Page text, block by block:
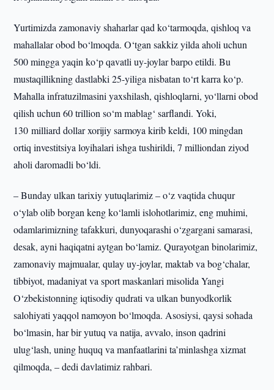
Yurtimizda zamonaviy shaharlar qad ko‘tarmoqda, qishloq va
mahallalar obod bo‘lmoqda. O‘tgan sakkiz yilda aholi uchun
500 mingga yaqin ko‘p qavatli uy-joylar barpo etildi. Bu
mustaqillikning dastlabki 25-yiliga nisbatan to‘rt karra ko‘p.
Mahalla infratuzilmasini yaxshilash, qishloqlarni, yo‘llarni obod
qilish uchun 60 trillion so‘m mablag‘ sarflandi. Yoki,
130 milliard dollar xorijiy sarmoya kirib keldi, 100 mingdan
ortiq investitsiya loyihalari ishga tushirildi, 7 milliondan ziyod
aholi daromadli bo‘ldi.
– Bunday ulkan tarixiy yutuqlarimiz – o‘z vaqtida chuqur
o‘ylab olib borgan keng ko‘lamli islohotlarimiz, eng muhimi,
odamlarimizning tafakkuri, dunyoqarashi o‘zgargani samarasi,
desak, ayni haqiqatni aytgan bo‘lamiz. Qurayotgan binolarimiz,
zamonaviy majmualar, qulay uy-joylar, maktab va bog‘chalar,
tibbiyot, madaniyat va sport maskanlari misolida Yangi
O‘zbekistonning iqtisodiy qudrati va ulkan bunyodkorlik
salohiyati yaqqol namoyon bo‘lmoqda. Asosiysi, qaysi sohada
bo‘lmasin, har bir yutuq va natija, avvalo, inson qadrini
ulug‘lash, uning huquq va manfaatlarini ta’minlashga xizmat
qilmoqda, – dedi davlatimiz rahbari.